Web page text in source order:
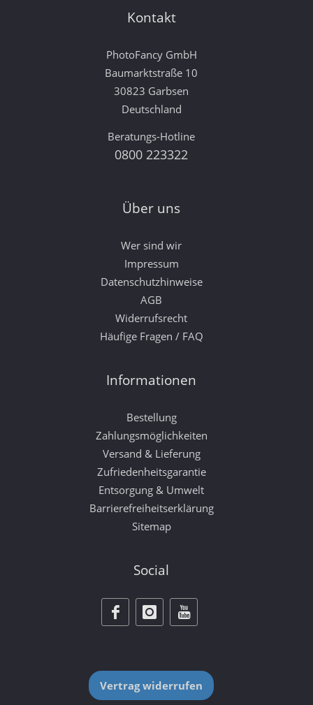
Kontakt
PhotoFancy GmbH
Baumarktstraße 10
30823 Garbsen
Deutschland
Beratungs-Hotline
0800 223322
Über uns
Wer sind wir
Impressum
Datenschutzhinweise
AGB
Widerrufsrecht
Häufige Fragen / FAQ
Informationen
Bestellung
Zahlungsmöglichkeiten
Versand & Lieferung
Zufriedenheitsgarantie
Entsorgung & Umwelt
Barrierefreiheitserklärung
Sitemap
Social
Vertrag widerrufen